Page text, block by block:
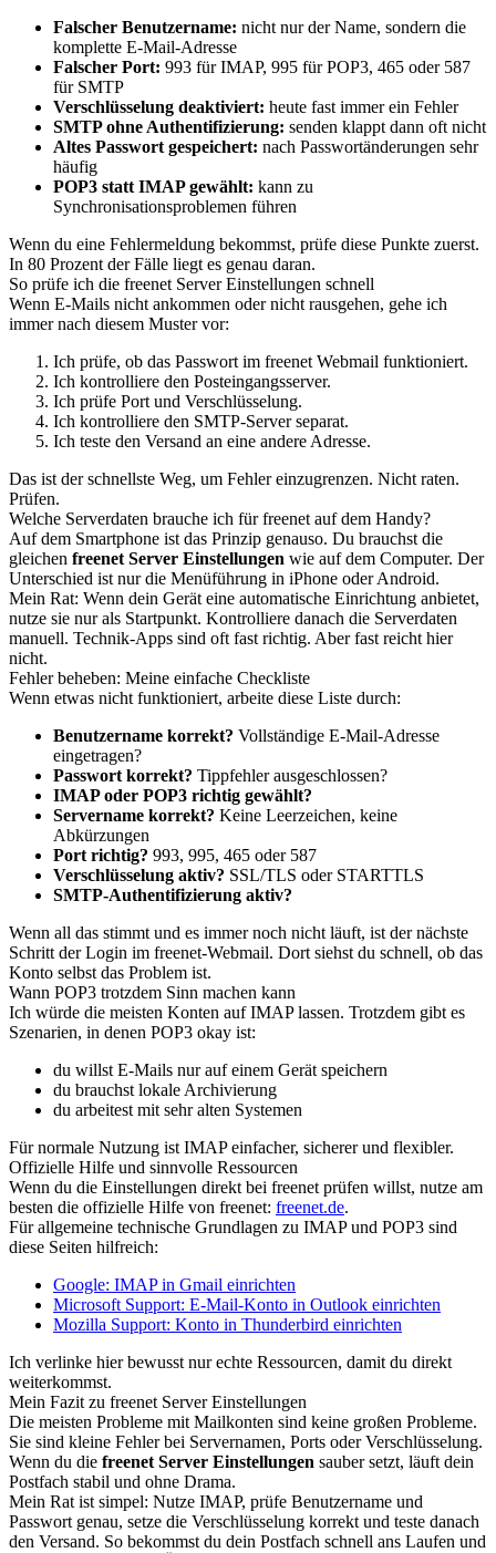
Falscher Benutzername: nicht nur der Name, sondern die
komplette E-Mail-Adresse
Falscher Port: 993 für IMAP, 995 für POP3, 465 oder 587
für SMTP
Verschlüsselung deaktiviert: heute fast immer ein Fehler
SMTP ohne Authentifizierung: senden klappt dann oft nicht
Altes Passwort gespeichert: nach Passwortänderungen sehr
häufig
POP3 statt IMAP gewählt: kann zu
Synchronisationsproblemen führen
Wenn du eine Fehlermeldung bekommst, prüfe diese Punkte zuerst.
In 80 Prozent der Fälle liegt es genau daran.
So prüfe ich die freenet Server Einstellungen schnell
Wenn E-Mails nicht ankommen oder nicht rausgehen, gehe ich
immer nach diesem Muster vor:
Ich prüfe, ob das Passwort im freenet Webmail funktioniert.
Ich kontrolliere den Posteingangsserver.
Ich prüfe Port und Verschlüsselung.
Ich kontrolliere den SMTP-Server separat.
Ich teste den Versand an eine andere Adresse.
Das ist der schnellste Weg, um Fehler einzugrenzen. Nicht raten.
Prüfen.
Welche Serverdaten brauche ich für freenet auf dem Handy?
Auf dem Smartphone ist das Prinzip genauso. Du brauchst die
gleichen freenet Server Einstellungen wie auf dem Computer. Der
Unterschied ist nur die Menüführung in iPhone oder Android.
Mein Rat: Wenn dein Gerät eine automatische Einrichtung anbietet,
nutze sie nur als Startpunkt. Kontrolliere danach die Serverdaten
manuell. Technik-Apps sind oft fast richtig. Aber fast reicht hier
nicht.
Fehler beheben: Meine einfache Checkliste
Wenn etwas nicht funktioniert, arbeite diese Liste durch:
Benutzername korrekt? Vollständige E-Mail-Adresse
eingetragen?
Passwort korrekt? Tippfehler ausgeschlossen?
IMAP oder POP3 richtig gewählt?
Servername korrekt? Keine Leerzeichen, keine
Abkürzungen
Port richtig? 993, 995, 465 oder 587
Verschlüsselung aktiv? SSL/TLS oder STARTTLS
SMTP-Authentifizierung aktiv?
Wenn all das stimmt und es immer noch nicht läuft, ist der nächste
Schritt der Login im freenet-Webmail. Dort siehst du schnell, ob das
Konto selbst das Problem ist.
Wann POP3 trotzdem Sinn machen kann
Ich würde die meisten Konten auf IMAP lassen. Trotzdem gibt es
Szenarien, in denen POP3 okay ist:
du willst E-Mails nur auf einem Gerät speichern
du brauchst lokale Archivierung
du arbeitest mit sehr alten Systemen
Für normale Nutzung ist IMAP einfacher, sicherer und flexibler.
Offizielle Hilfe und sinnvolle Ressourcen
Wenn du die Einstellungen direkt bei freenet prüfen willst, nutze am
besten die offizielle Hilfe von freenet: freenet.de.
Für allgemeine technische Grundlagen zu IMAP und POP3 sind
diese Seiten hilfreich:
Google: IMAP in Gmail einrichten
Microsoft Support: E-Mail-Konto in Outlook einrichten
Mozilla Support: Konto in Thunderbird einrichten
Ich verlinke hier bewusst nur echte Ressourcen, damit du direkt
weiterkommst.
Mein Fazit zu freenet Server Einstellungen
Die meisten Probleme mit Mailkonten sind keine großen Probleme.
Sie sind kleine Fehler bei Servernamen, Ports oder Verschlüsselung.
Wenn du die freenet Server Einstellungen sauber setzt, läuft dein
Postfach stabil und ohne Drama.
Mein Rat ist simpel: Nutze IMAP, prüfe Benutzername und
Passwort genau, setze die Verschlüsselung korrekt und teste danach
den Versand. So bekommst du dein Postfach schnell ans Laufen und